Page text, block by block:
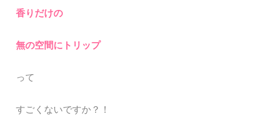
香りだけの
無の空間にトリップ
って
すごくないですか？！